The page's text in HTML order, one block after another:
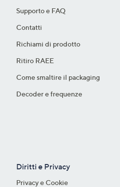
Supporto e FAQ
Contatti
Richiami di prodotto
Ritiro RAEE
Come smaltire il packaging​
Decoder e frequenze​
Diritti e Privacy
Privacy e Cookie